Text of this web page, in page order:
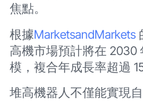
焦點。
根據MarketsandMarkets
高機市場預計將在 2030
模，複合年成長率超過
堆高機器人不僅能實現